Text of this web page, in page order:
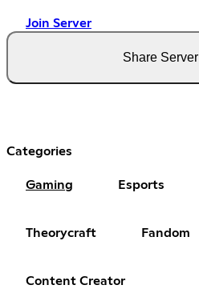
Join Server
Share Server
Categories
Gaming Esports
Theorycraft Fandom
Content Creator